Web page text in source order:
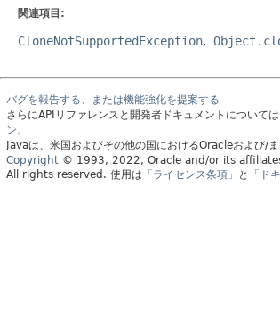
関連項目:
CloneNotSupportedException
バグを報告する、または機能強化を提案する
さらにAPIリファレンスと開発者ドキュメントについて
ン。
Javaは、米国およびその他の国におけるOracleおよび/
Copyright © 1993, 2022, Oracle and/or its
All rights reserved. 使用は 「ライセンス条項」 と 「ド